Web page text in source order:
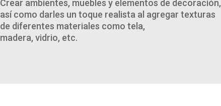
Crear ambientes, muebles y elementos de decoración,
así como darles un toque realista al agregar texturas
de diferentes materiales como tela,
madera, vidrio, etc.